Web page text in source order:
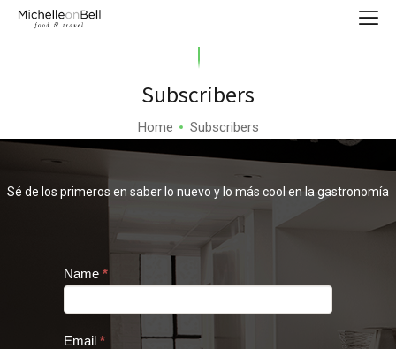
Subscribers
Home Subscribers
Sé de los primeros en saber lo nuevo y lo más cool en la gastronomía
Us
Name *
Email *